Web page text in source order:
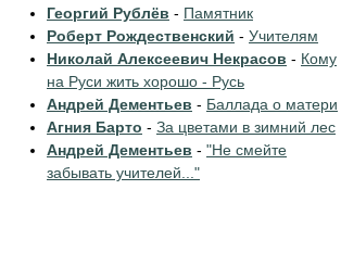
Георгий Рублёв - Памятник
Роберт Рождественский - Учителям
Николай Алексеевич Некрасов - Кому
на Руси жить хорошо - Русь
Андрей Дементьев - Баллада о матери
Агния Барто - За цветами в зимний лес
Андрей Дементьев - "Не смейте
забывать учителей..."